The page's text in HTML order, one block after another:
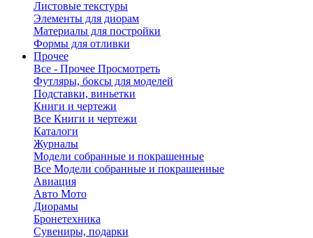
Листовые текстуры
Элементы для диорам
Материалы для постройки
Формы для отливки
Прочее
Все - Прочее Просмотреть
Футляры, боксы для моделей
Подставки, виньетки
Книги и чертежи
Все Книги и чертежи
Каталоги
Журналы
Модели собранные и покрашенные
Все Модели собранные и покрашенные
Авиация
Авто Мото
Диорамы
Бронетехника
Сувениры, подарки